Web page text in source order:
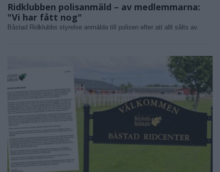
Ridklubben polisanmäld – av medlemmarna:
"Vi har fått nog"
Båstad Ridklubbs styrelse anmälda till polisen efter att allt sålts av.